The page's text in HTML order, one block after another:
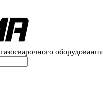
оборудования